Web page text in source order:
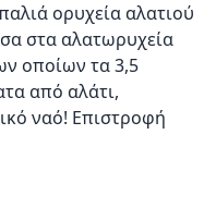
ορυχεία αλατιού
στα αλατωρυχεία
οποίων τα 3,5
από αλάτι,
ναό! Επιστροφή